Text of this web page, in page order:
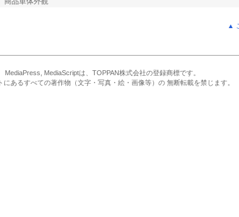
▲
MediaPress, MediaScriptは、TOPPAN株式会社の登録商標です。
にあるすべての著作物（文字・写真・絵・画像等）の 無断転載を禁じます。